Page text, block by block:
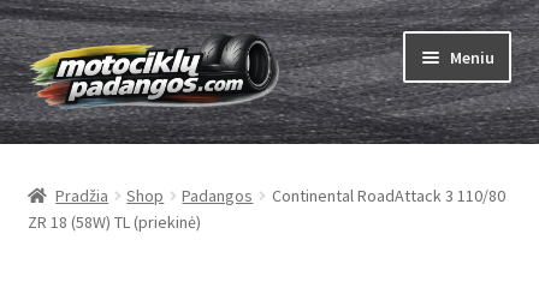
Pereiti
prie
meniu
Pereiti
prie
turinio
Meniu
Padangos
menu
Kameros
Pradžia Shop Padangos
Continental RoadAttack 3 110/80
ZR 18 (58W) TL (priekinė)